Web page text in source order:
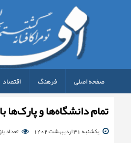
صفحه اصلی فرهنگ اقتصاد
تمام دانشگاه‌ها و
یکشنبه 31 اردیبهشت 1402 تعداد